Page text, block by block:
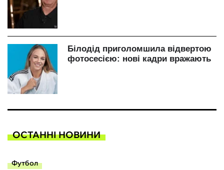
ОСТАННІ НОВИНИ
Футбол